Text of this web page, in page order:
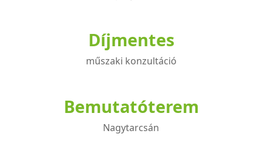
Díjmentes
műszaki konzultáció
Bemutatóterem
Nagytarcsán